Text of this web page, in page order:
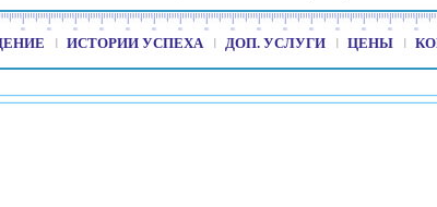
ИСТОРИИ УСПЕХА ДОП. УСЛУГИ ЦЕНЫ